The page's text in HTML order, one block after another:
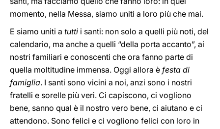
momento, nella Messa, siamo uniti a loro più che mai.
E siamo uniti a tutti i santi: non solo a quelli più noti, del
calendario, ma anche a quelli “della porta accanto”, ai
nostri familiari e conoscenti che ora fanno parte di
quella moltitudine immensa. Oggi allora è festa di
famiglia. I santi sono vicini a noi, anzi sono i nostri
fratelli e sorelle più veri. Ci capiscono, ci vogliono
bene, sanno qual è il nostro vero bene, ci aiutano e ci
attendono. Sono felici e ci vogliono felici con loro in